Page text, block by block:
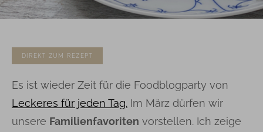
DIREKT ZUM REZEPT
Es ist wieder Zeit für die Foodblogparty von
Leckeres für jeden Tag. Im März dürfen wir
unsere Familienfavoriten vorstellen. Ich zeige